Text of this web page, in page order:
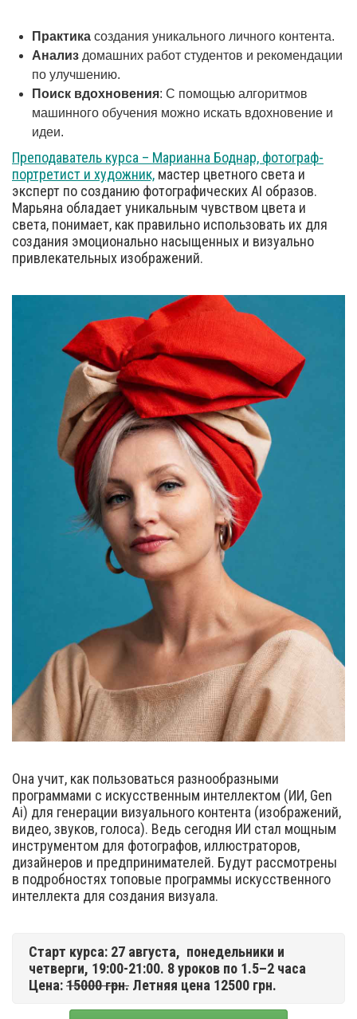
Практика создания уникального личного контента.
Анализ домашних работ студентов и рекомендации
по улучшению.
Поиск вдохновения: С помощью алгоритмов
машинного обучения можно искать вдохновение и
идеи.
Преподаватель курса – Марианна Боднар, фотограф-
портретист и художник, мастер цветного света и
эксперт по созданию фотографических AI образов.
Марьяна обладает уникальным чувством цвета и
света, понимает, как правильно использовать их для
создания эмоционально насыщенных и визуально
привлекательных изображений.
Она учит, как пользоваться разнообразными
программами с искусственным интеллектом (ИИ, Gen
Ai) для генерации визуального контента (изображений,
видео, звуков, голоса). Ведь сегодня ИИ стал мощным
инструментом для фотографов, иллюстраторов,
дизайнеров и предпринимателей. Будут рассмотрены
в подробностях топовые программы искусственного
интеллекта для создания визуала.
Старт курса: 27 августа, понедельники и
четверги, 19:00-21:00. 8 уроков по 1.5–2 часа
Цена:15000 грн. Летняя цена 12500 грн.